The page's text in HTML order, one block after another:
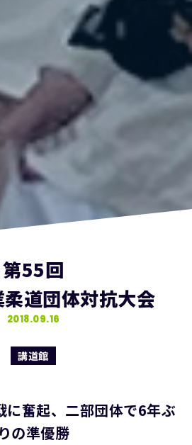
第55回
道団体対抗大会
2018.09.16
講道館
に奮起、二部団体で6年ぶ
りの準優勝